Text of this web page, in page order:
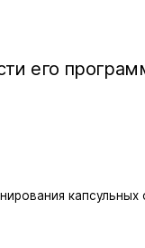
его
капсульных